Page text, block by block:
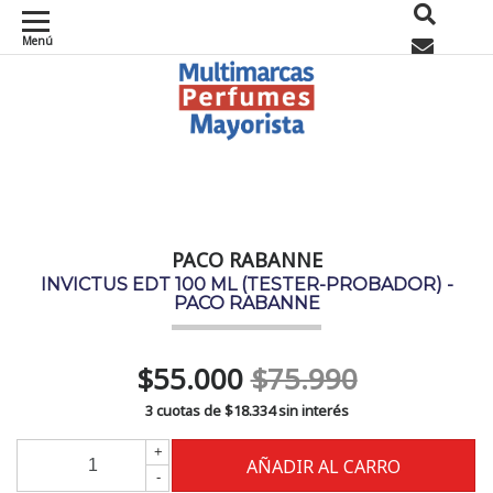
Menú
PACO RABANNE
INVICTUS EDT 100 ML (TESTER-PROBADOR) -
PACO RABANNE
$55.000$75.990
3 cuotas de$18.334sin interés
+
-